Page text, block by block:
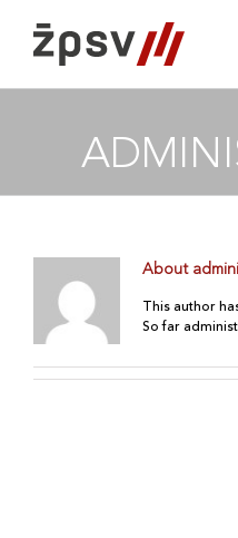
content
About
This author
So far